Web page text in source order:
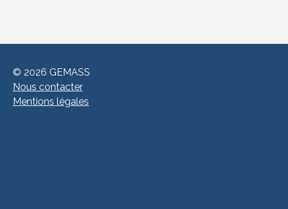
© 2026 GEMASS
Nous contacter
Mentions légales